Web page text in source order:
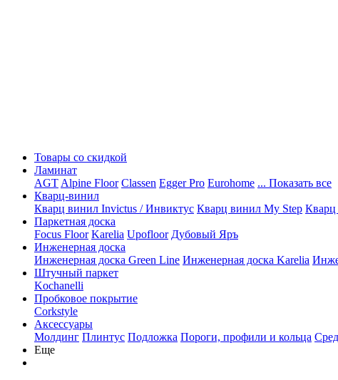
Товары со скидкой
Ламинат
AGT Alpine Floor Classen Egger Pro Eurohome ... Показать все
Кварц-винил
Кварц винил Invictus / Инвиктус Кварц винил My Step Кварц
Паркетная доска
Focus Floor Karelia Upofloor Дубовый Яръ
Инженерная доска
Инженерная доска Green Line Инженерная доска Karelia
Штучный паркет
Kochanelli
Пробковое покрытие
Corkstyle
Аксессуары
Молдинг Плинтус Подложка Пороги, профили и кольца
Еще